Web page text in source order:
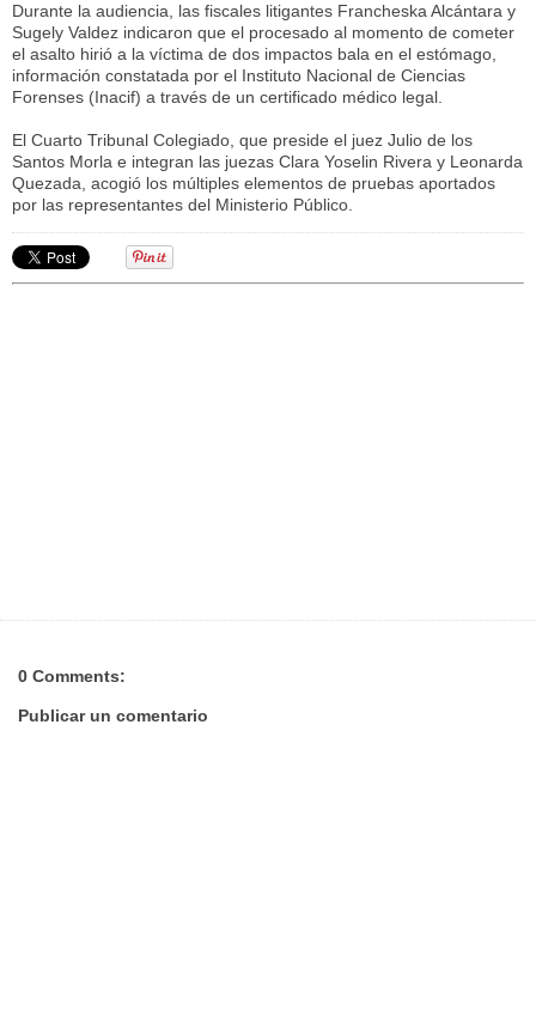
Durante la audiencia, las fiscales litigantes Francheska Alcántara y
Sugely Valdez indicaron que el procesado al momento de cometer
el asalto hirió a la víctima de dos impactos bala en el estómago,
información constatada por el Instituto Nacional de Ciencias
Forenses (Inacif) a través de un certificado médico legal.
El Cuarto Tribunal Colegiado, que preside el juez Julio de los
Santos Morla e integran las juezas Clara Yoselin Rivera y Leonarda
Quezada, acogió los múltiples elementos de pruebas aportados
por las representantes del Ministerio Público.
0 Comments:
Publicar un comentario